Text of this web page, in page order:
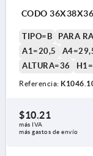
CODO
TIPO=B PARA
A1=20,5
ALTURA=36
Referencia:
$10.21
más IVA
más gastos de envío